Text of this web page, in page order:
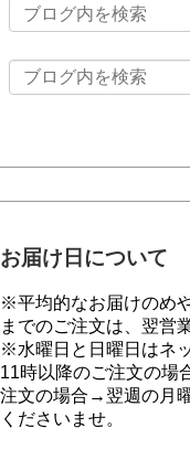
お届け日について
※平均的なお届けのめ
までのご注文は、翌営
※水曜日と日曜日はネ
11時以降のご注文の場
注文の場合→翌週の月
くださいませ。